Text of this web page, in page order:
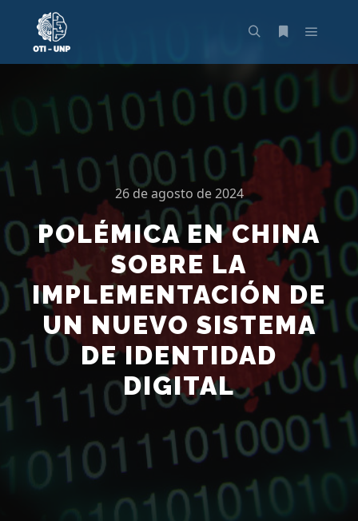
26 de agosto de 2024
POLÉMICA EN CHINA
SOBRE LA
IMPLEMENTACIÓN DE
UN NUEVO SISTEMA
DE IDENTIDAD
DIGITAL